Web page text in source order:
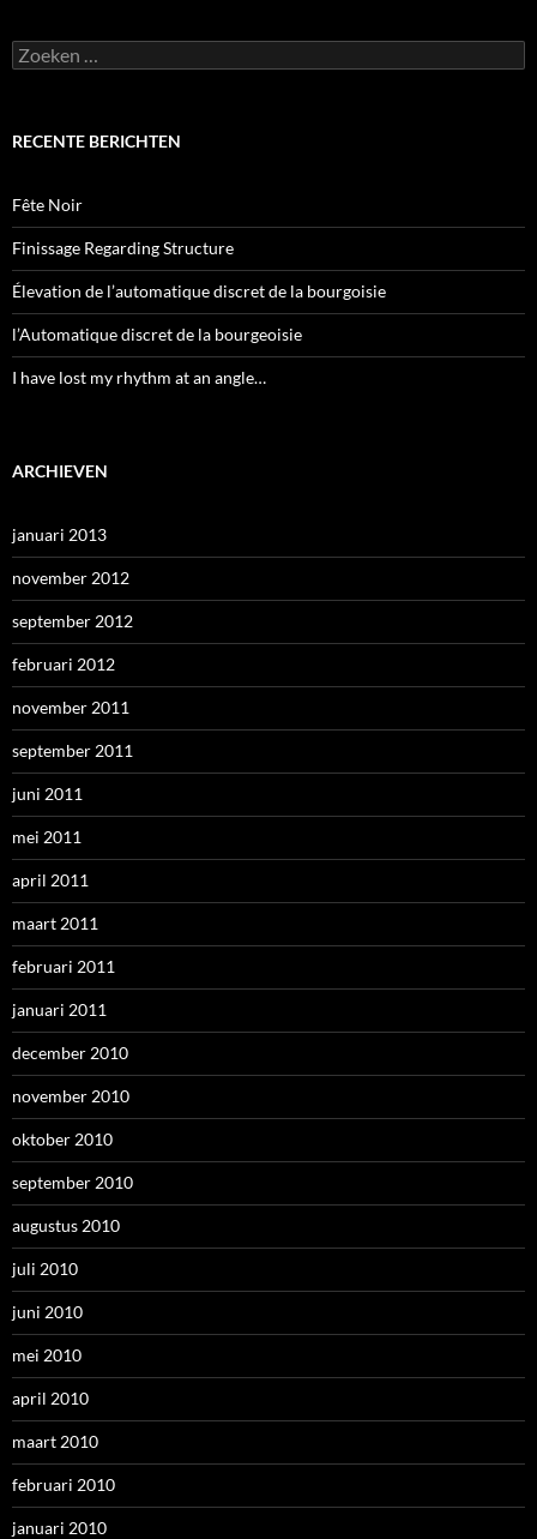
Zoeken
naar:
RECENTE BERICHTEN
Fête Noir
Finissage Regarding Structure
Élevation de l’automatique discret de la bourgoisie
l’Automatique discret de la bourgeoisie
I have lost my rhythm at an angle…
ARCHIEVEN
januari 2013
november 2012
september 2012
februari 2012
november 2011
september 2011
juni 2011
mei 2011
april 2011
maart 2011
februari 2011
januari 2011
december 2010
november 2010
oktober 2010
september 2010
augustus 2010
juli 2010
juni 2010
mei 2010
april 2010
maart 2010
februari 2010
januari 2010